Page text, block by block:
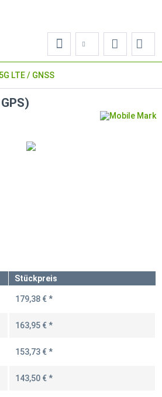
LTE / GNSS
Stückpreis
179,38 € *
163,95 € *
153,73 € *
143,50 € *